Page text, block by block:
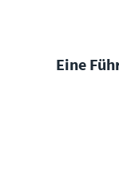
Eine